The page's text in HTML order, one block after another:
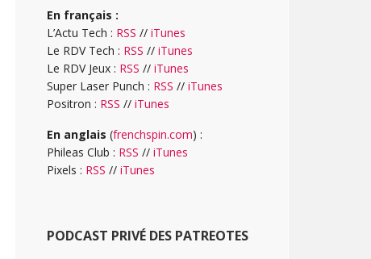
En français :
L’Actu Tech : RSS // iTunes
Le RDV Tech : RSS // iTunes
Le RDV Jeux : RSS // iTunes
Super Laser Punch : RSS // iTunes
Positron : RSS // iTunes
En anglais (frenchspin.com) :
Phileas Club : RSS // iTunes
Pixels : RSS // iTunes
PODCAST PRIVÉ DES PATREOTES